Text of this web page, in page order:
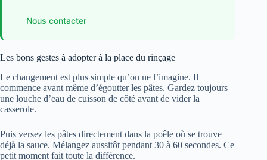
Nous contacter
Les bons gestes à adopter à la place du rinçage
Le changement est plus simple qu’on ne l’imagine. Il
commence avant même d’égoutter les pâtes. Gardez toujours
une louche d’eau de cuisson de côté avant de vider la
casserole.
Puis versez les pâtes directement dans la poêle où se trouve
déjà la sauce. Mélangez aussitôt pendant 30 à 60 secondes. Ce
petit moment fait toute la différence.